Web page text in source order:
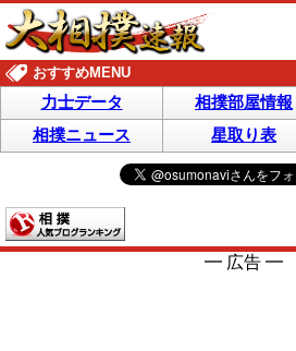
おすすめMENU
力士データ 相撲部屋情報
相撲ニュース
星取り表
━ 広告 ━